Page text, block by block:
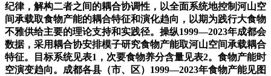
纪律，解构二者之间的耦合协调性，以全面系统地控制河山空
间承载取食物产能的耦合特征和演化趋向，以期为践行大食物
不雅供给主要的理论支持和实践径。操纵1999—2023年成都会
数据，采用耦合协安排模子研究食物产能取河山空间承载耦合
特征。目标系统见表1，次要食物养分含量见表2。食物产能时
空演变趋向。成都各县（市、区）1999—2023年食物产能见图